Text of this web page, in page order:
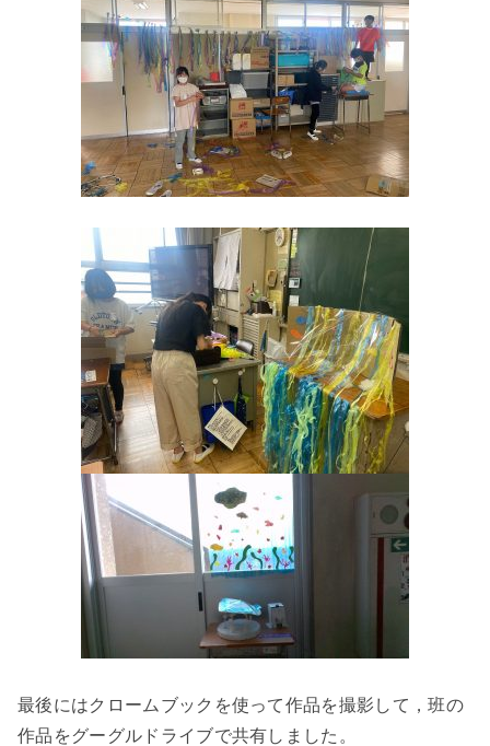
最後にはクロームブックを使って作品を撮影して，班の
作品をグーグルドライブで共有しました。